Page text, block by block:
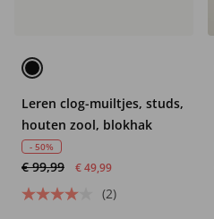
Leren clog-muiltjes, studs,
houten zool, blokhak
- 50%
€ 99,99 € 49,99
(2)